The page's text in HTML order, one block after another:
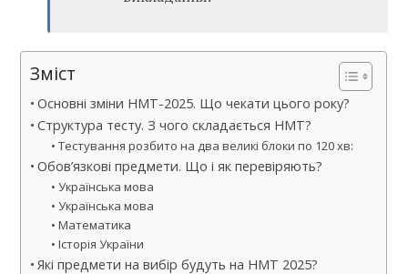
Зміст
Основні зміни НМТ-2025. Що чекати цього року?
Структура тесту. З чого складається НМТ?
Тестування розбито на два великі блоки по 120 хв:
Обов’язкові предмети. Що і як перевіряють?
Українська мова
Українська мова
Математика
Історія України
Які предмети на вибір будуть на НМТ 2025?